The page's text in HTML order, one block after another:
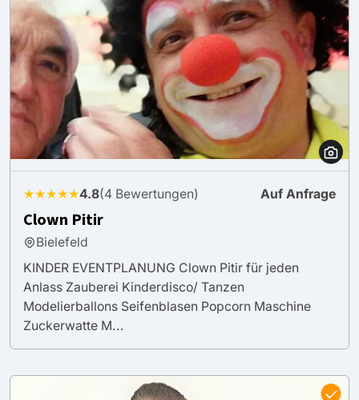
★★★★★4.8(4 Bewertungen) Auf Anfrage
Clown Pitir
Bielefeld
KINDER EVENTPLANUNG Clown Pitir für jeden
Anlass Zauberei Kinderdisco/ Tanzen
Modelierballons Seifenblasen Popcorn Maschine
Zuckerwatte M...